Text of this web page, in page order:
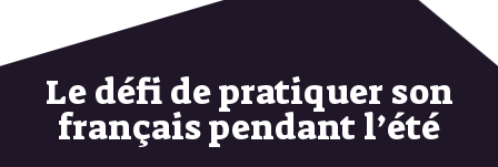
Le défi de pratiquer son
français pendant l’été